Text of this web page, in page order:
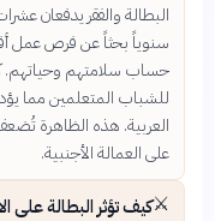
البطالة والفقر يدفعان
سنوياً بحثاً عن فرص عمل
حساب سلامتهم وحياتهم.
للشباب المتعلمين مما
العربية. هذه الظاهرة
على العمالة الأجنبية.
⚔️كيف تؤثر البطالة على